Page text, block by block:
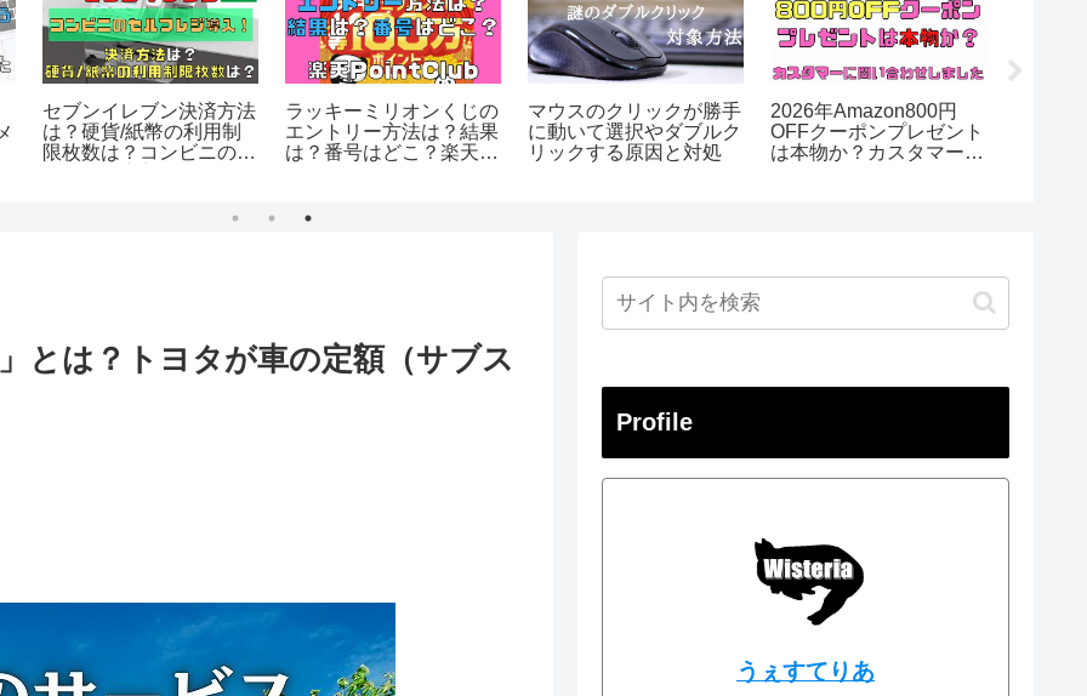
セブンイレブン決済方法
は？硬貨/紙幣の利用制
限枚数は？コンビニのセ
ラッキーミリオンくじの
エントリー方法は？結果
は？番号はどこ？楽天
マウスのクリックが勝手
に動いて選択やダブルク
リックする原因と対処
2026年Amazon800円
OFFクーポンプレゼント
は本物か？カスタマーに
とは？トヨタが車の定額（サブス
Profile
うぇすてりあ